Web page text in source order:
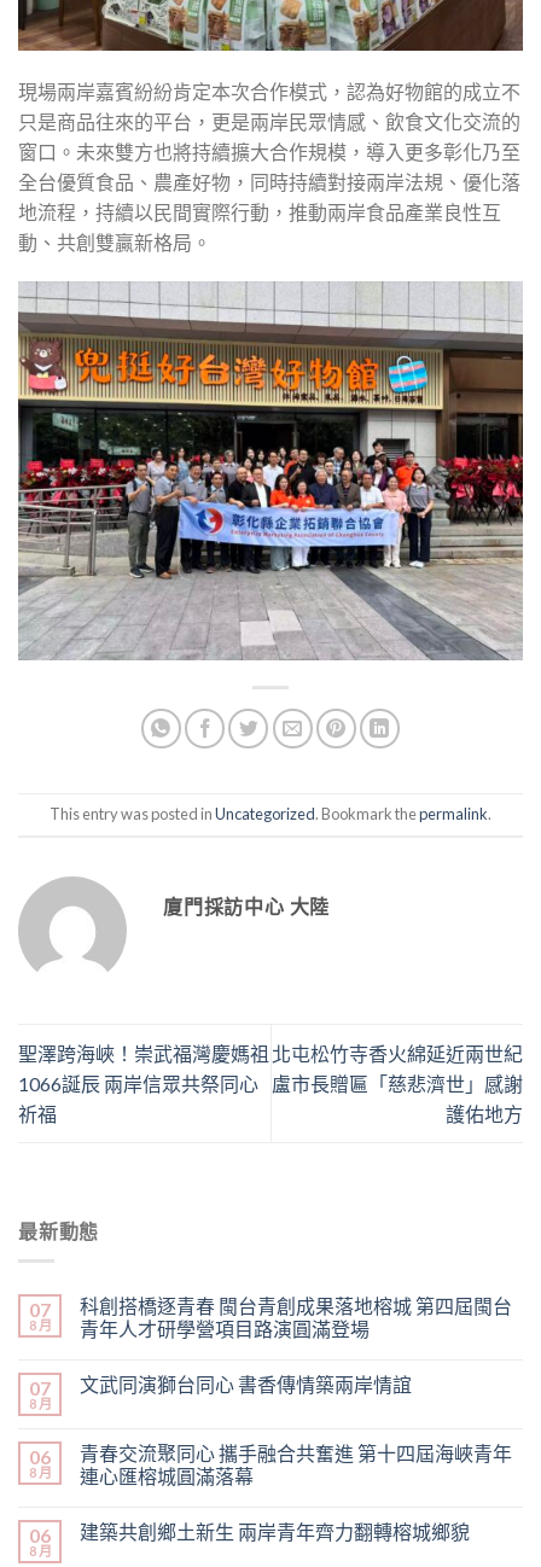
現場兩岸嘉賓紛紛肯定本次合作模式，認為好物館的成立不
只是商品往來的平台，更是兩岸民眾情感、飲食文化交流的
窗口。未來雙方也將持續擴大合作規模，導入更多彰化乃至
全台優質食品、農產好物，同時持續對接兩岸法規、優化落
地流程，持續以民間實際行動，推動兩岸食品產業良性互
動、共創雙贏新格局。
This entry was posted inUncategorized. Bookmark thepermalink.
廈門採訪中心 大陸
聖澤跨海峽！崇武福灣慶媽祖
1066誕辰 兩岸信眾共祭同心
祈福
北屯松竹寺香火綿延近兩世紀
盧市長贈匾「慈悲濟世」感謝
護佑地方
最新動態
07
8 月
科創搭橋逐青春 閩台青創成果落地榕城 第四屆閩台
青年人才研學營項目路演圓滿登場
07
8 月
文武同演獅台同心 書香傳情築兩岸情誼
06
8 月
青春交流聚同心 攜手融合共奮進 第十四屆海峽青年
連心匯榕城圓滿落幕
06
8 月
建築共創鄉土新生 兩岸青年齊力翻轉榕城鄉貌